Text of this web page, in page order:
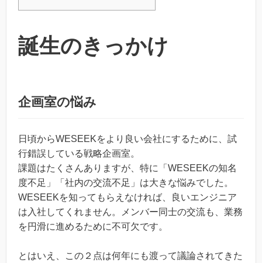
誕生のきっかけ
企画室の悩み
日頃からWESEEKをより良い会社にするために、試
行錯誤している戦略企画室。
課題はたくさんありますが、特に「WESEEKの知名
度不足」「社内の交流不足」は大きな悩みでした。
WESEEKを知ってもらえなければ、良いエンジニア
は入社してくれません。メンバー同士の交流も、業務
を円滑に進めるために不可欠です。
とはいえ、この２点は何年にも渡って議論されてきた